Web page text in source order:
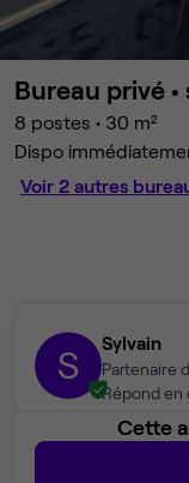
Bureau privé •
8 postes • 30 m²
Dispo
Voir 2 autres
S Sylvain
Partenaire
Répond en
Cette